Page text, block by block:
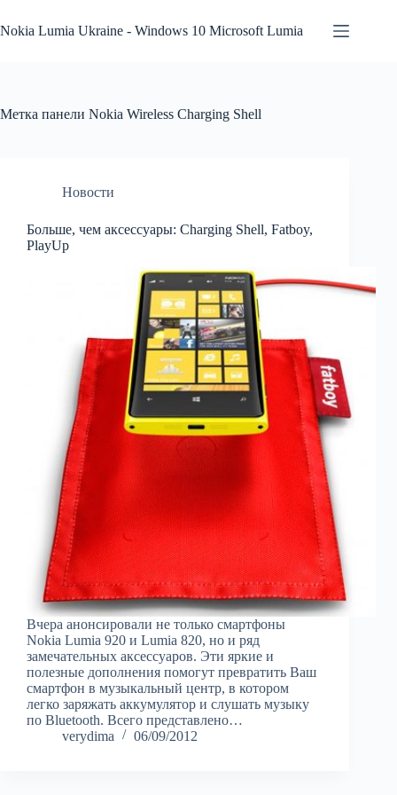
к
сути
Nokia Lumia Ukraine - Windows 10 Microsoft Lumia
Метка панели Nokia Wireless Charging Shell
Новости
Больше, чем аксессуары: Charging Shell, Fatboy,
PlayUp
Вчера анонсировали не только смартфоны
Nokia Lumia 920 и Lumia 820, но и ряд
замечательных аксессуаров. Эти яркие и
полезные дополнения помогут превратить Ваш
смартфон в музыкальный центр, в котором
легко заряжать аккумулятор и слушать музыку
по Bluetooth. Всего представлено…
verydima
06/09/2012